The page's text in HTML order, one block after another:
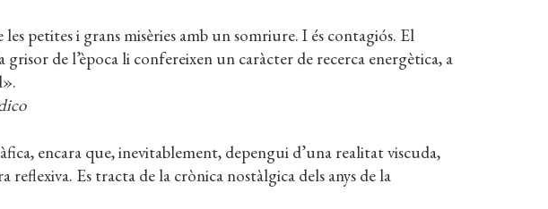
les petites i grans misèries amb un somriure. I és contagiós. El
de l’època li confereixen un caràcter de recerca energètica, a
encara que, inevitablement, depengui d’una realitat viscuda,
reflexiva. Es tracta de la crònica nostàlgica dels anys de la